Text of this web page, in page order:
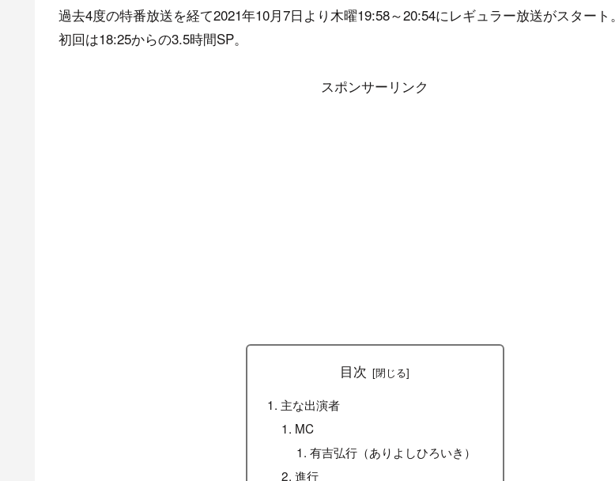
過去4度の特番放送を経て2021年10月7日より木曜19:58～20:54にレギュラー放送がスタート。
初回は18:25からの3.5時間SP。
スポンサーリンク
目次
主な出演者
MC
有吉弘行（ありよしひろいき）
進行